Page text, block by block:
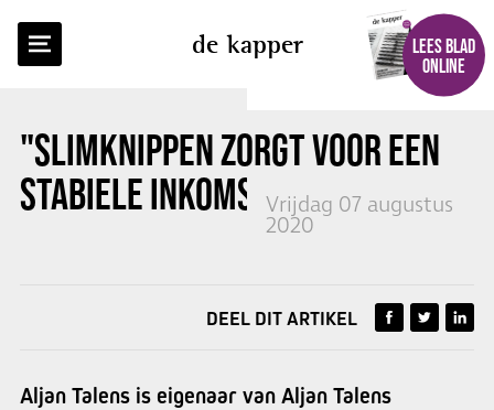
de kapper
LEES BLAD
ONLINE
"SLIMKNIPPENZORGT VOOR EEN
STABIELE INKOMSTENSTROOM"
Vrijdag 07 augustus
2020
TERUG NAAR OVERZICHT
DEEL DIT ARTIKEL
Aljan Talens is eigenaar van Aljan Talens